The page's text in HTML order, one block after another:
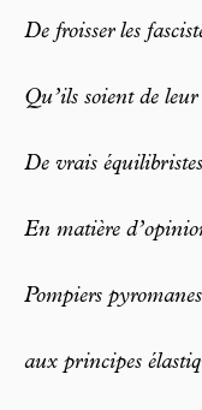
De froisser les
Qu’ils soient de
De vrais équilibristes
En matière
Pompiers pyromanes
aux principes